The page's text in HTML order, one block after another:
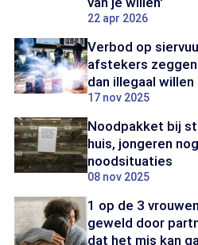
22 apr 2026
Verbod op
afstekers
dan illegaal willen
17 nov 2025
Noodpakket bij
huis, jongeren
noodsituaties
08 nov 2025
1 op de 3
geweld door
dat het mis kan